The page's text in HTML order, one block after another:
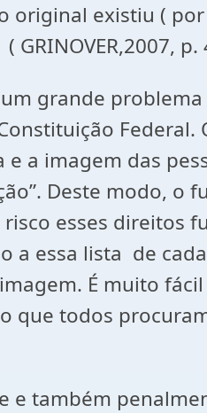
original existiu (
p.
grande
Federal.
a imagem das
Deste modo, o
esses direitos
a essa lista de
É muito fácil
que todos
e também